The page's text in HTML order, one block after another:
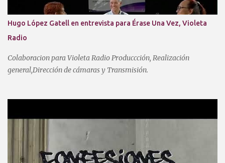
Hugo López Gatell en entrevista para Érase Una Vez, Violeta
Radio
Colaboracion para Violeta Radio Produccción, Realización
general,Dirección de cámaras y Transmisión.